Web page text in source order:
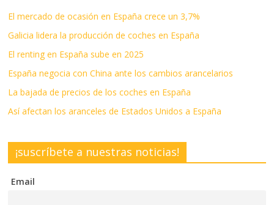
El mercado de ocasión en España crece un 3,7%
Galicia lidera la producción de coches en España
El renting en España sube en 2025
España negocia con China ante los cambios arancelarios
La bajada de precios de los coches en España
Así afectan los aranceles de Estados Unidos a España
¡suscríbete a nuestras noticias!
Email